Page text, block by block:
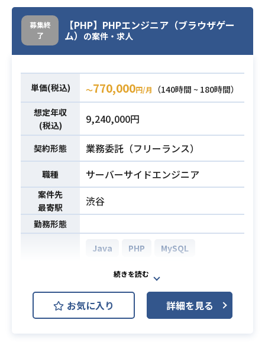
必須スキル
築、運用
・インターネットサービスを提供し
ているサーバのモニタリング／各種
運用経験
監視、運用ツールの開発、運用
・業務時間外でも障害発生時にベス
であること
・リリース、メンテナンス時は夜
間、早朝出社が可能であること（月1
～2回程度）
・1年以上の長期参画が可能であるこ
と
・日本語でのコミュニケーション堪
能な方。
らサービスに関する情報をヒアリン
グし、適切なインフラ構成を検討・
設計して、技術部隊へ構築依頼をす
ることです。
・定常的にインフラに関する調査・
相談受付をすることも重要な仕事で
す。
・基本的には、各サービス担当者が
実現したいことを、インフラ面で相
談にのり、サポートしていく仕事に
なります。
・Apache/Tomcat/Oracleのいずれ
かの導入・運用経験がある。
－上記3つのMWのいずれかに長けて
いれば、全てを知っている必要はあ
－上記に関していずれも経験が無
い、インストール経験のみ有りとい
う方はNGです。
－WAS/WLS/IIS等、類似のMWの経
募集終
了
【PHP】PHPエンジニア（ブラウザゲー
ム） の案件・求人
単価(税込) 〜770,000円/月
（140時間 ~ 180時間）
想定年収
(税込)
9,240,000円
契約形態 業務委託（フリーランス）
職種 サーバーサイドエンジニア
案件先
最寄駅
渋谷
勤務形態
Java PHP
MySQL
PostgreSQL
Apache Tomcat
Unix
・PHPサーバーサイド開発
お気に入り 詳細を見る